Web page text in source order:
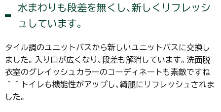
水まわりも段差を無くし、新しくリフレッシ
ュしています。
タイル調のユニットバスから新しいユニットバスに交換し
ました。入り口が広くなり、段差も解消しています。洗面脱
衣室のグレイッシュカラーのコーディネートも素敵ですね
＾＾トイレも機能性がアップし、綺麗にリフレッシュされま
した。